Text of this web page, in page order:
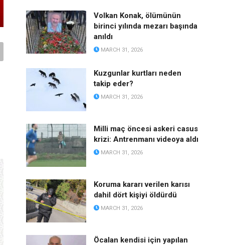
Volkan Konak, ölümünün
birinci yılında mezarı başında
anıldı
MARCH 31, 2026
Kuzgunlar kurtları neden
takip eder?
MARCH 31, 2026
Milli maç öncesi askeri casus
krizi: Antrenmanı videoya aldı
MARCH 31, 2026
Koruma kararı verilen karısı
dahil dört kişiyi öldürdü
MARCH 31, 2026
Öcalan kendisi için yapılan